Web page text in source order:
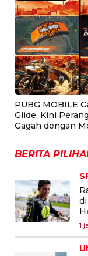
PUBG MOBILE
Glide, Kini
Gagah dengan
BERITA
1